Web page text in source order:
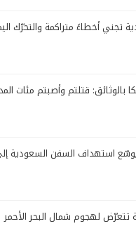
تجني أخطاءً متراكمة والتحرّك
قتلتم وأصبتم مئات
استهداف السفن السعودية
تتعرّض لهجوم شمال البحر الأحمر